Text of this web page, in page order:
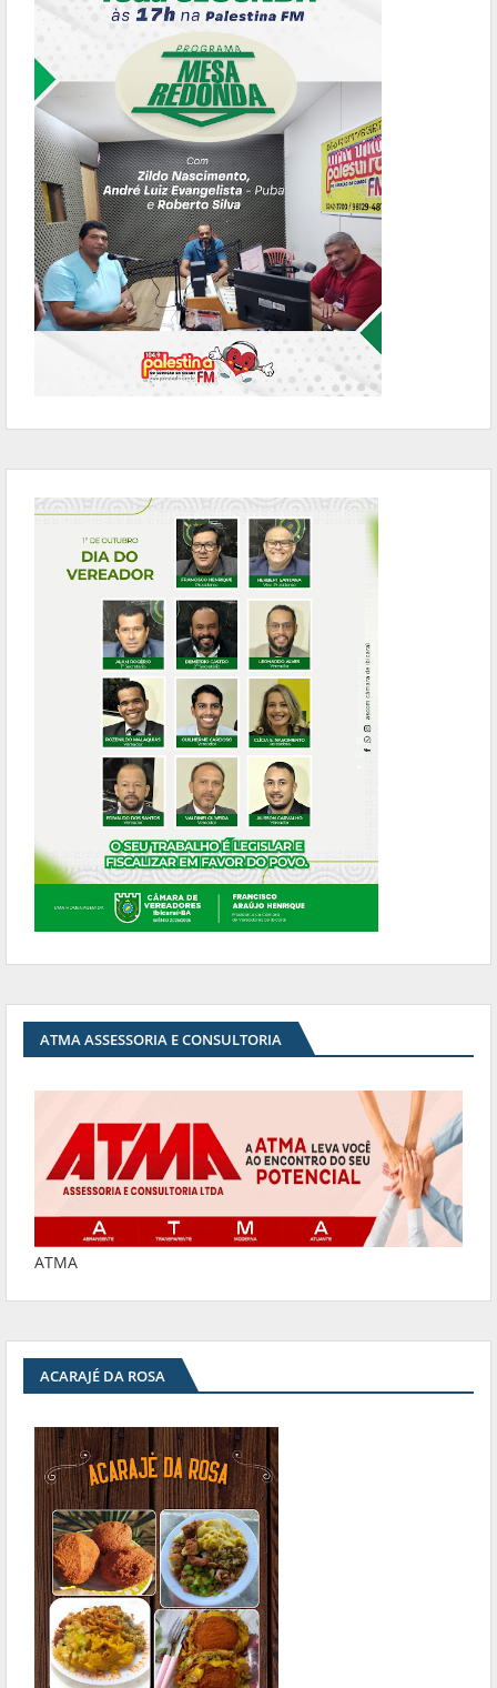
ATMA ASSESSORIA E CONSULTORIA
ATMA
ACARAJÉ DA ROSA